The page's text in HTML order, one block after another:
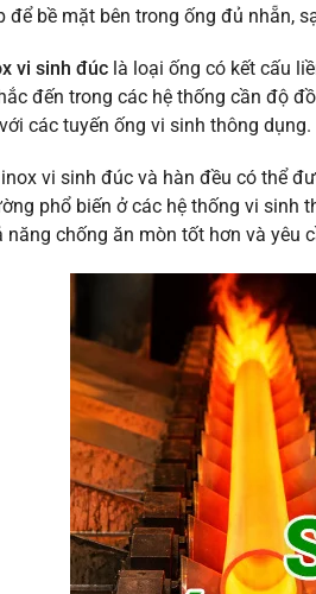
để bề mặt bên trong ống đủ nhẵn,
vi sinh đúc là loại ống có kết cấu
đến trong các hệ thống cần độ
các tuyến ống vi sinh thông dụng.
vi sinh đúc và hàn đều có thể
phổ biến ở các hệ thống vi sinh
năng chống ăn mòn tốt hơn và yêu